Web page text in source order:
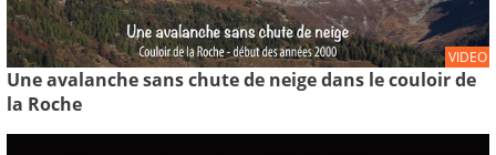
VIDEO
Une avalanche sans chute de neige dans le couloir de
la Roche